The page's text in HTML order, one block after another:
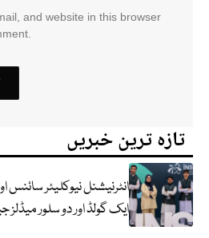
and website in this browser
تازہ ترین خبریں
ایک گولڈ اور دو سلور